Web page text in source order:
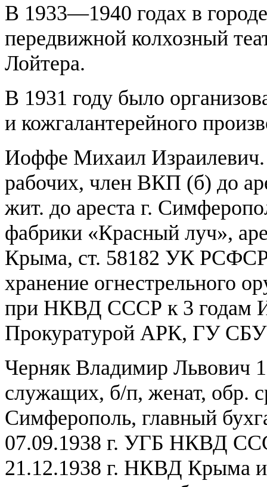
В 1933—1940 годах в
передвижной колхозный
Лойтера.
B 1931 году было
и кожгалантерейного
Иоффе Михаил Израилевич.
рабочих, член ВКП (б) до
жит. до ареста г.
фабрики «Красный луч»,
Крыма, ст. 58182 УК
хранение огнестрельного
при НКВД СССР к 3 годам
Прокуратурой АРК, ГУ
Черняк Владимир Львович
служащих, б/п, женат, обр.
Симферополь, главный
07.09.1938 г. УГБ НКВД
21.12.1938 г. НКВД Крыма